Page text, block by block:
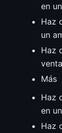
en
Haz
un
Haz
Más
Haz
en
Haz